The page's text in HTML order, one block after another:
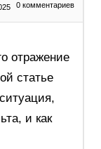
0 комментариев
отражение
статье
и как